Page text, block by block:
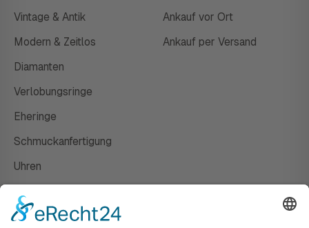
Vintage & Antik
Modern & Zeitlos
Diamanten
Verlobungsringe
Eheringe
Schmuckanfertigung
Uhren
Ankauf vor Ort
Ankauf per Versand